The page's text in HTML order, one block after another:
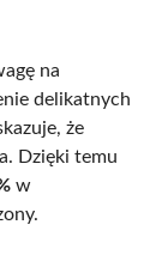
na
delikatnych
że
Dzięki temu
w